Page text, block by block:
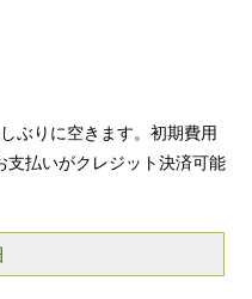
ぶりに空きます。初期費用
支払いがクレジット決済可能